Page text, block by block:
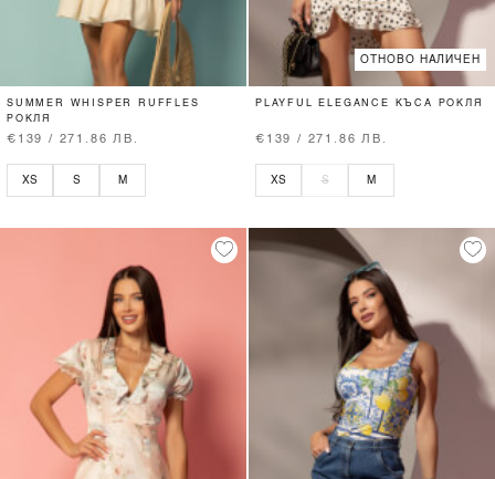
SUMMER WHISPER RUFFLES
РОКЛЯ
€139 / 271.86 ЛВ.
XS S M
ОТНОВО НАЛИЧЕН
PLAYFUL ELEGANCE КЪСА РОКЛЯ
€139 / 271.86 ЛВ.
XS S M